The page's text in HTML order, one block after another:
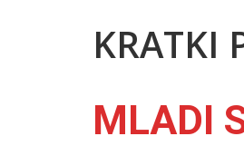
KRATKI
MLADI